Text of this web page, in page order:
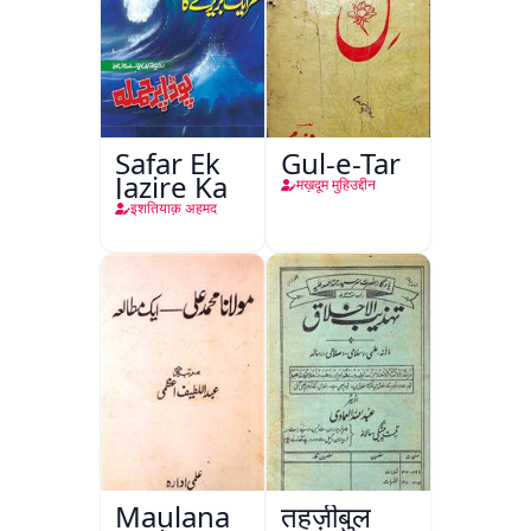
Safar Ek
Jazire Ka
इशतियाक़ अहमद
Gul-e-Tar
मख़दूम मुहिउद्दीन
Maulana तहज़ीबुल